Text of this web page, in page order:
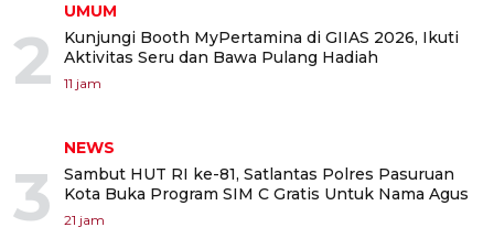
2
UMUM
Kunjungi Booth MyPertamina di GIIAS 2026, Ikuti
Aktivitas Seru dan Bawa Pulang Hadiah
11 jam
3
NEWS
Sambut HUT RI ke-81, Satlantas Polres Pasuruan
Kota Buka Program SIM C Gratis Untuk Nama Agus
21 jam